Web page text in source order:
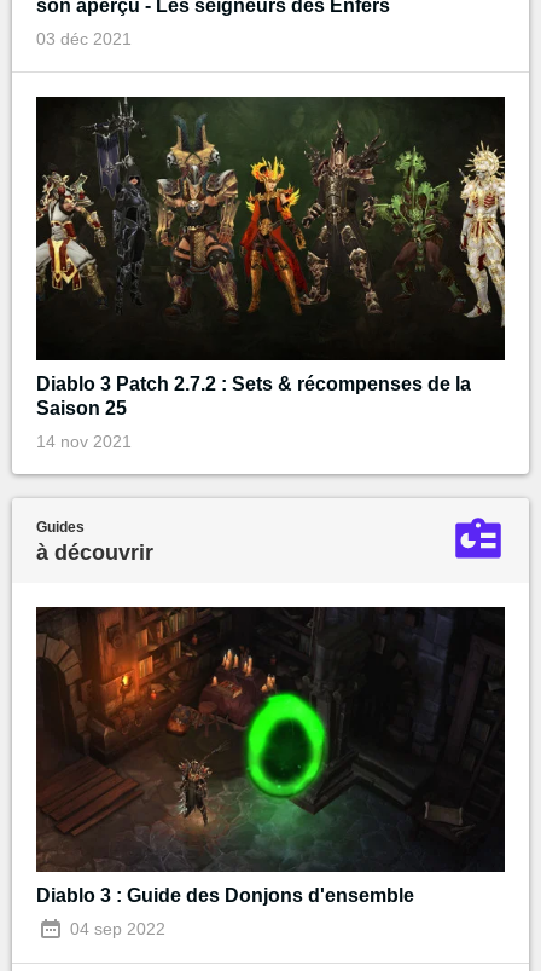
son aperçu - Les seigneurs des Enfers
03 déc 2021
Diablo 3 Patch 2.7.2 : Sets & récompenses de la
Saison 25
14 nov 2021
Guides
à découvrir
Diablo 3 : Guide des Donjons d'ensemble
04 sep 2022